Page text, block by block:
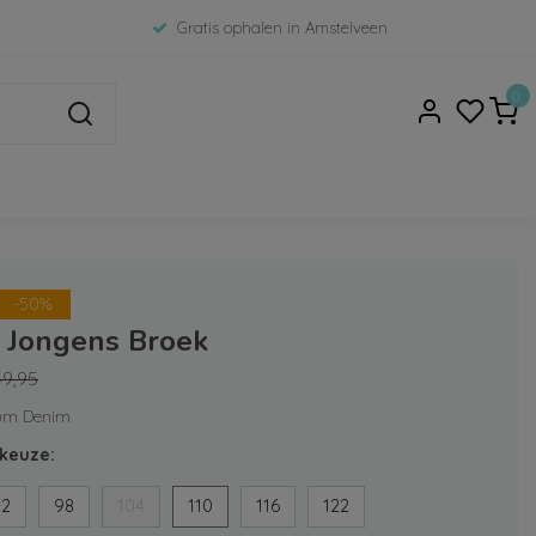
Gratis ophalen in Amstelveen
0
-50%
Broek
Denim
98 110 116 122